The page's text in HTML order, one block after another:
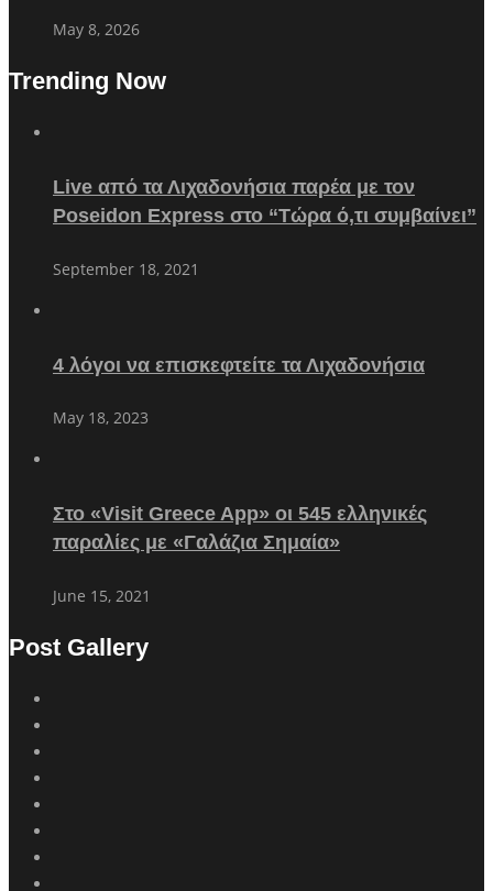
May 8, 2026
Trending Now
Live από τα Λιχαδονήσια παρέα με τον
Poseidon Express στο “Τώρα ό,τι συμβαίνει”
September 18, 2021
4 λόγοι να επισκεφτείτε τα Λιχαδονήσια
May 18, 2023
Στο «Visit Greece App» οι 545 ελληνικές
παραλίες με «Γαλάζια Σημαία»
June 15, 2021
Post Gallery